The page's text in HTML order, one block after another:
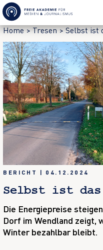
Home>Tresen>Selbst ist
BERICHT | 04.12.2024
Selbst ist
Die Energiepreise
Dorf im Wendland zeigt,
Winter bezahlbar bleibt.